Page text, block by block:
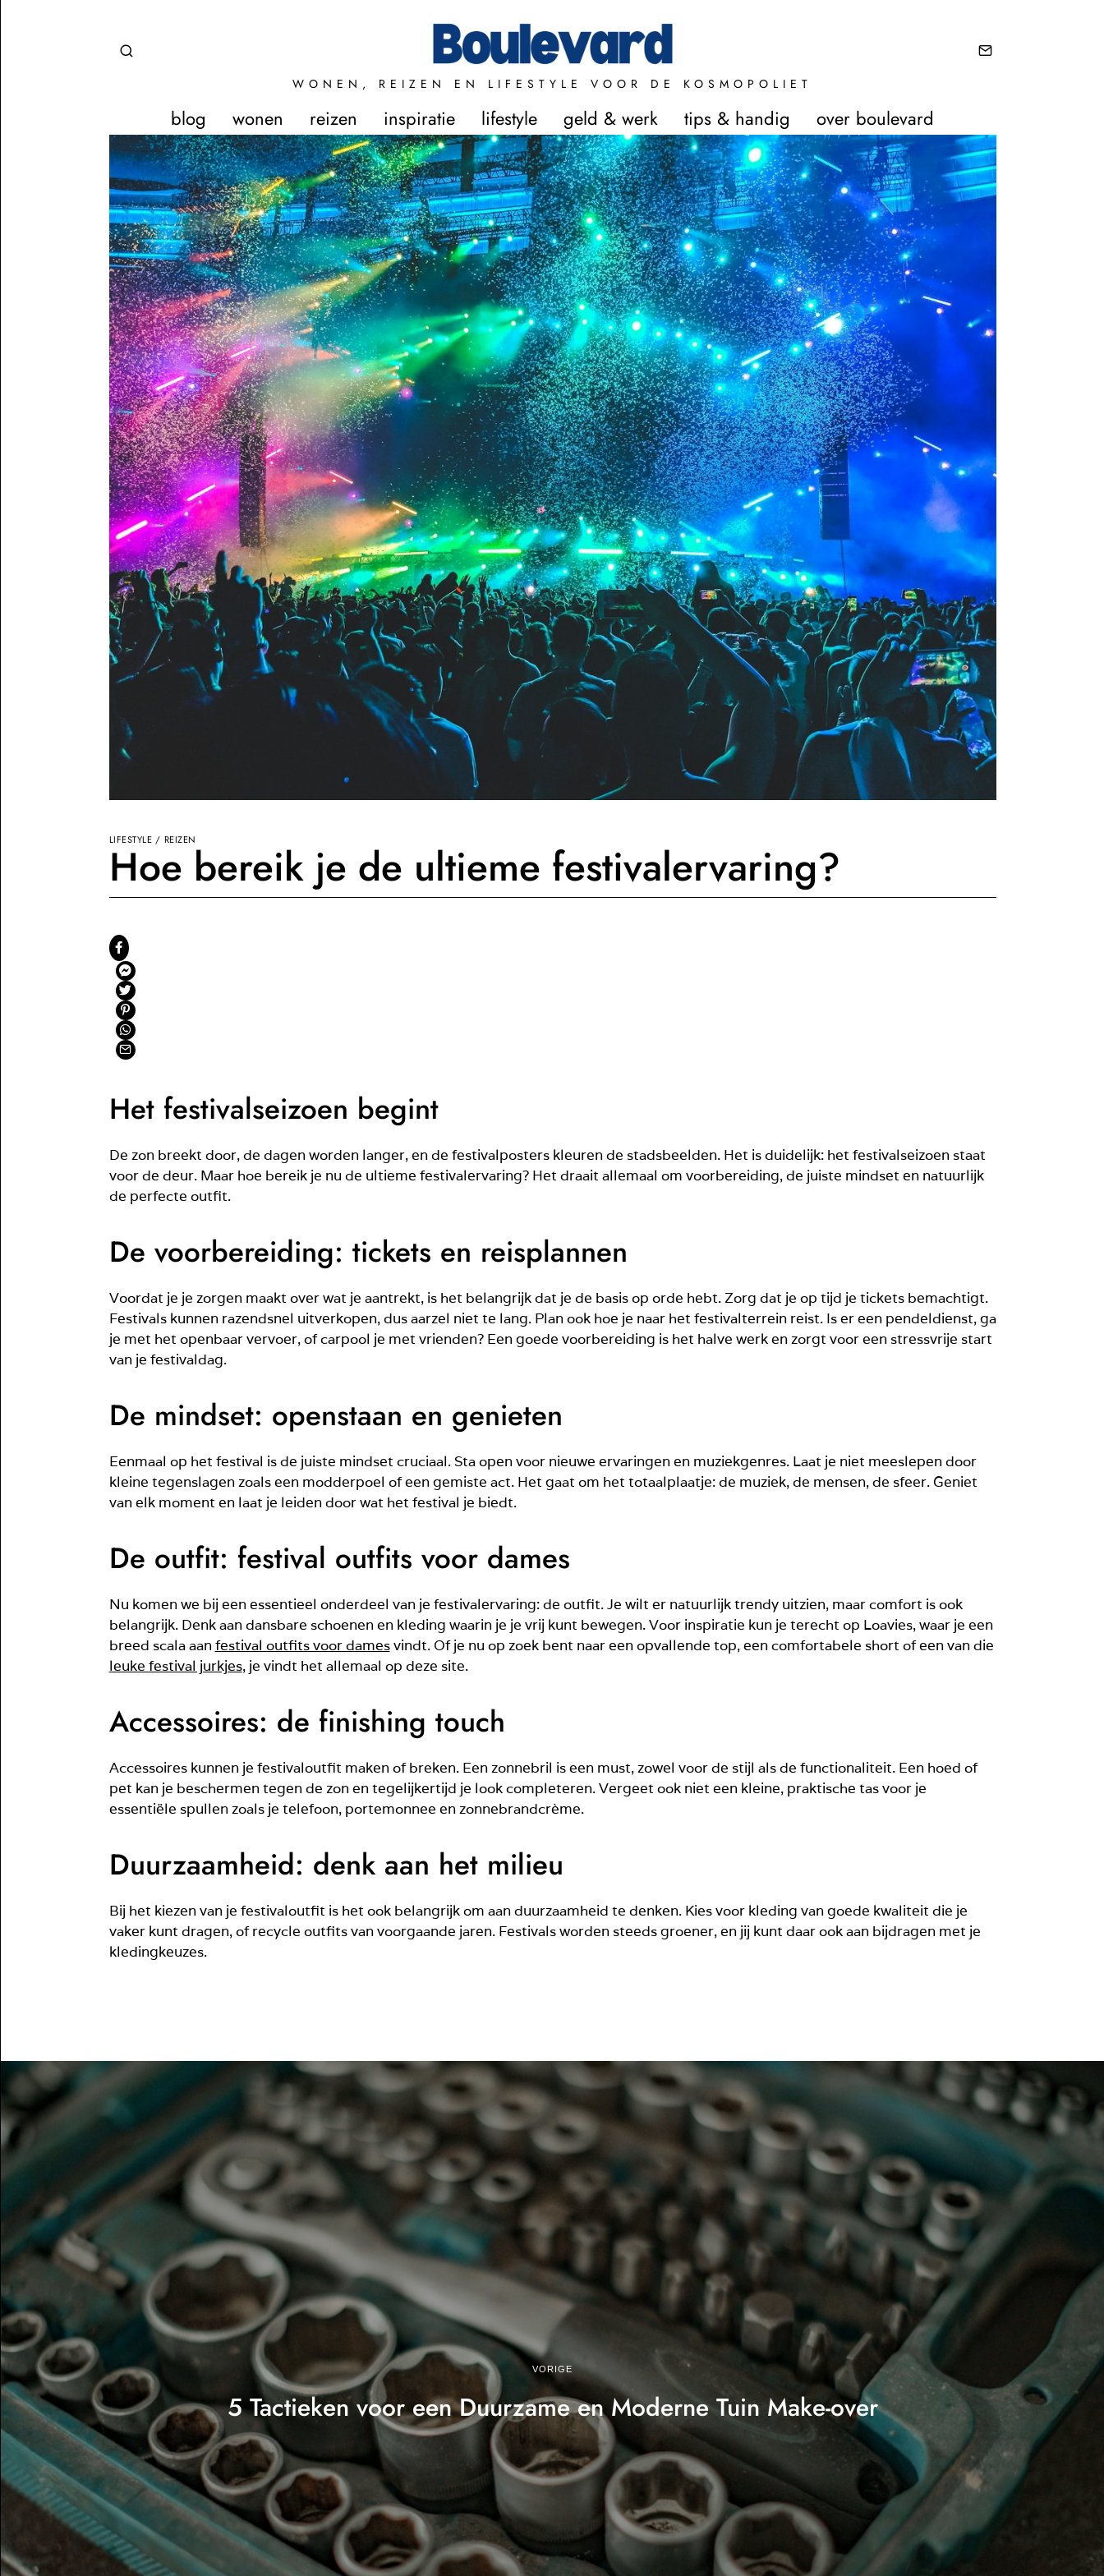
WONEN, REIZEN EN LIFESTYLE VOOR DE KOSMOPOLIET
blog wonen reizen inspiratie lifestyle geld & werk tips & handig over boulevard
LIFESTYLE / REIZEN
Hoe bereik je de ultieme festivalervaring?
Het festivalseizoen begint
De zon breekt door, de dagen worden langer, en de festivalposters kleuren de stadsbeelden. Het is duidelijk: het festivalseizoen staat
voor de deur. Maar hoe bereik je nu de ultieme festivalervaring? Het draait allemaal om voorbereiding, de juiste mindset en natuurlijk
de perfecte outfit.
De voorbereiding: tickets en reisplannen
Voordat je je zorgen maakt over wat je aantrekt, is het belangrijk dat je de basis op orde hebt. Zorg dat je op tijd je tickets bemachtigt.
Festivals kunnen razendsnel uitverkopen, dus aarzel niet te lang. Plan ook hoe je naar het festivalterrein reist. Is er een pendeldienst, ga
je met het openbaar vervoer, of carpool je met vrienden? Een goede voorbereiding is het halve werk en zorgt voor een stressvrije start
van je festivaldag.
De mindset: openstaan en genieten
Eenmaal op het festival is de juiste mindset cruciaal. Sta open voor nieuwe ervaringen en muziekgenres. Laat je niet meeslepen door
kleine tegenslagen zoals een modderpoel of een gemiste act. Het gaat om het totaalplaatje: de muziek, de mensen, de sfeer. Geniet
van elk moment en laat je leiden door wat het festival je biedt.
De outfit: festival outfits voor dames
Nu komen we bij een essentieel onderdeel van je festivalervaring: de outfit. Je wilt er natuurlijk trendy uitzien, maar comfort is ook
belangrijk. Denk aan dansbare schoenen en kleding waarin je je vrij kunt bewegen. Voor inspiratie kun je terecht op Loavies, waar je een
breed scala aanfestival outfits voor damesvindt. Of je nu op zoek bent naar een opvallende top, een comfortabele short of een van die
leuke festival jurkjes, je vindt het allemaal op deze site.
Accessoires: de finishing touch
Accessoires kunnen je festivaloutfit maken of breken. Een zonnebril is een must, zowel voor de stijl als de functionaliteit. Een hoed of
pet kan je beschermen tegen de zon en tegelijkertijd je look completeren. Vergeet ook niet een kleine, praktische tas voor je
essentiële spullen zoals je telefoon, portemonnee en zonnebrandcrème.
Duurzaamheid: denk aan het milieu
Bij het kiezen van je festivaloutfit is het ook belangrijk om aan duurzaamheid te denken. Kies voor kleding van goede kwaliteit die je
vaker kunt dragen, of recycle outfits van voorgaande jaren. Festivals worden steeds groener, en jij kunt daar ook aan bijdragen met je
kledingkeuzes.
VORIGE
5 Tactieken voor een Duurzame en Moderne Tuin Make-over